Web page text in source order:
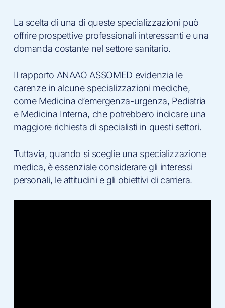
La scelta di una di queste specializzazioni può
offrire prospettive professionali interessanti e una
domanda costante nel settore sanitario.
Il rapporto ANAAO ASSOMED evidenzia le
carenze in alcune specializzazioni mediche,
come Medicina d’emergenza-urgenza, Pediatria
e Medicina Interna, che potrebbero indicare una
maggiore richiesta di specialisti in questi settori.
Tuttavia, quando si sceglie una specializzazione
medica, è essenziale considerare gli interessi
personali, le attitudini e gli obiettivi di carriera.